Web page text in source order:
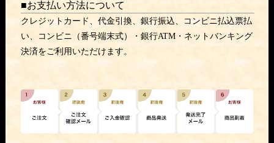
■お支払い方法について
クレジットカード、代金引換、銀行振込、コンビニ払込票払
い、コンビニ（番号端末式）・銀行ATM・ネットバンキング
決済をご利用いただけます。